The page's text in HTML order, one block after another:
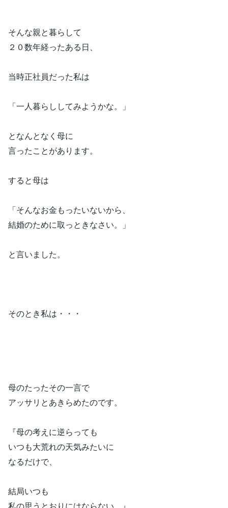
そんな親と暮らして
２０数年経ったある日、
当時正社員だった私は
「一人暮らししてみようかな。」
となんとなく母に
言ったことがあります。
すると母は
「そんなお金もったいないから、
結婚のために取っときなさい。」
と言いました。
そのとき私は・・・
母のたったその一言で
アッサリとあきらめたのです。
『母の考えに逆らっても
いつも大荒れの天気みたいに
なるだけで、
結局いつも